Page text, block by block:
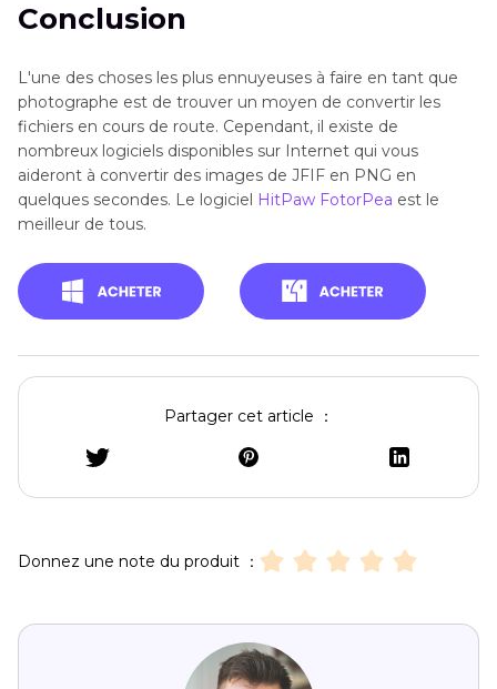
Conclusion
L'une des choses les plus ennuyeuses à faire en tant que
photographe est de trouver un moyen de convertir les
fichiers en cours de route. Cependant, il existe de
nombreux logiciels disponibles sur Internet qui vous
aideront à convertir des images de JFIF en PNG en
quelques secondes. Le logiciel
HitPaw FotorPea est le
meilleur de tous.
Partager cet article ：
Donnez une note du produit ：